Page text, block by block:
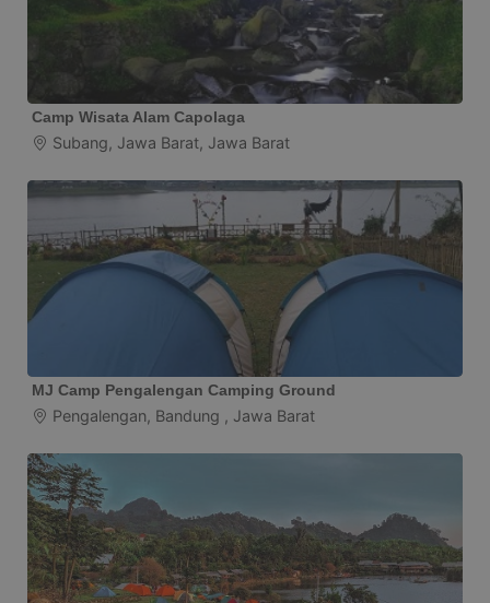
Camp Wisata Alam Capolaga
Subang, Jawa Barat, Jawa Barat
MJ Camp Pengalengan Camping Ground
Pengalengan, Bandung , Jawa Barat